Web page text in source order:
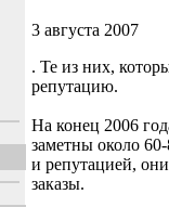
3 августа 2007
. Те из них,
репутацию.
На конец 2006
заметны около
и репутацией,
заказы.